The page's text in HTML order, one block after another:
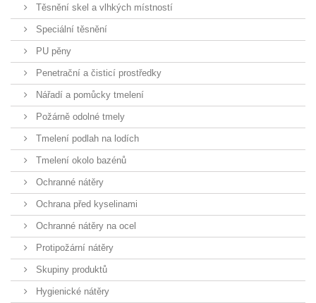
Těsnění skel a vlhkých místností
Speciální těsnění
PU pěny
Penetrační a čisticí prostředky
Nářadí a pomůcky tmelení
Požárně odolné tmely
Tmelení podlah na lodích
Tmelení okolo bazénů
Ochranné nátěry
Ochrana před kyselinami
Ochranné nátěry na ocel
Protipožární nátěry
Skupiny produktů
Hygienické nátěry